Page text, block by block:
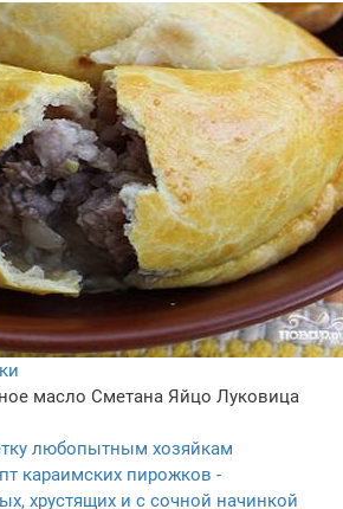
масло Сметана Яйцо Луковица
любопытным хозяйкам
караимских пирожков -
хрустящих и с сочной начинкой